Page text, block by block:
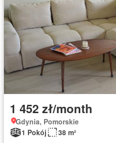
1 452 zł/month
Gdynia, Pomorskie
1 Pokój
38 m²